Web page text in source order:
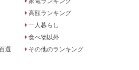
選
高額ランキング
一人暮らし
食べ物以外
その他のランキング